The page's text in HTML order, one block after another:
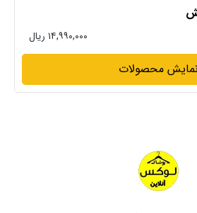
۱۴,۹۹۰,۰۰۰ ریال
نمایش محصولات